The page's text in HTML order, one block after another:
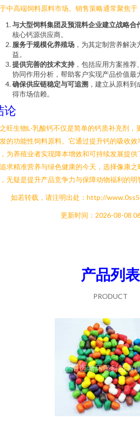
中高端饲料原料市场。销售策略通常聚焦于
与大型饲料集团及预混料企业建立战略合
核心钙源供应商。
服务于规模化养殖场 ，为其定制营养解
益。
提供完善的技术支持 ，包括应用方案推
协同作用分析，帮助客户实现产品价值最
确保供应链稳定与可追溯 ，建立从原料
得市场信赖。
论
旺生物L-乳酸钙不仅是简单的钙质补充剂，
的功能性饲料原料。它通过提升钙的吸收
为养殖业者实现降本增效和可持续发展提
求精准营养与绿色健康的今天，选择像康
无疑是提升产品竞争力与保障动物福利的明
如若转载，请注明出处：http://
更新时间：2026-08-08
产品列表
PRODUCT